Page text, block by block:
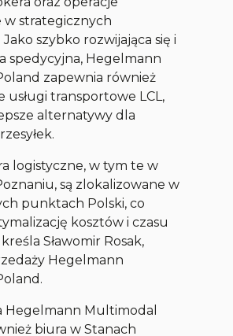
w strategicznych
Jako szybko rozwijająca się i
spedycyjna, Hegelmann
zapewnia również
usługi transportowe LCL,
alternatywy dla
logistyczne, w tym te w
są zlokalizowane w
punktach Polski, co
kosztów i czasu
Sławomir Rosak,
Hegelmann
Hegelmann Multimodal
biura w Stanach